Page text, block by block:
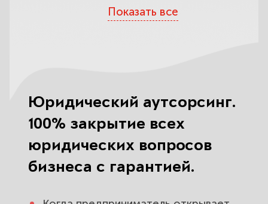
Как избежать штрафов и
Трудовые споры и кадровые
вопросы. Защита бизнеса от
сотрудников и инспекций.
Показать все
Юридический аутсорсинг.
100% закрытие всех
юридических вопросов
бизнеса с гарантией.